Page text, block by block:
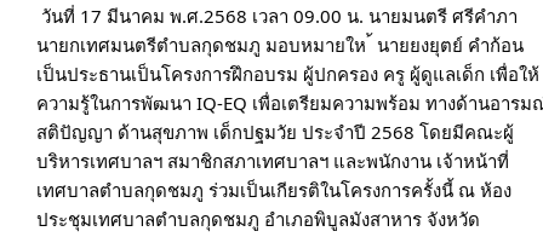
เรา
ข้อมูล
การ
ติดต่อ
วันที่ 17 มีนาคม พ.ศ.2568 เวลา 09.00 น. นายมนตรี ศรีคำภา
นายกเทศมนตรีตำบลกุดชมภู มอบหมายให ้ นายยงยุตย์ คำก้อน
เป็นประธานเป็นโครงการฝึกอบรม ผู้ปกครอง ครู ผู้ดูแลเด็ก เพื่อให้
ความรู้ในการพัฒนา IQ-EQ เพื่อเตรียมความพร้อม ทางด้านอารม
สติปัญญา ด้านสุขภาพ เด็กปฐมวัย ประจำปี 2568 โดยมีคณะผู้
บริหารเทศบาลฯ สมาชิกสภาเทศบาลฯ และพนักงาน เจ้าหน้าที่
เทศบาลตำบลกุดชมภู ร่วมเป็นเกียรติในโครงการครั้งนี้ ณ ห้อง
ประชุมเทศบาลตำบลกุดชมภู อำเภอพิบูลมังสาหาร จังหวัด